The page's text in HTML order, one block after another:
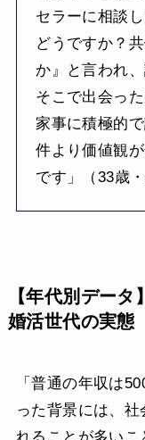
セラーに相談
どうですか？
か』と言われ
そこで出会っ
家事に積極的
件より価値観
です」（33歳・
【年代別デー
婚活世代の実態
「普通の年収は
った背景には、